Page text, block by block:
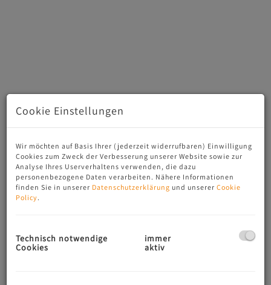
Cookie Einstellungen
Wir möchten auf Basis Ihrer (jederzeit widerrufbaren) Einwilligung
Cookies zum Zweck der Verbesserung unserer Website sowie zur
Analyse Ihres Userverhaltens verwenden, die dazu
personenbezogene Daten verarbeiten. Nähere Informationen
finden Sie in unserer Datenschutzerklärung und unserer Cookie
Policy.
Technisch notwendige
Cookies
immer
aktiv